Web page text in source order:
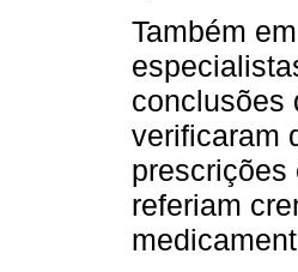
Também
conclusões
verificaram
prescrições
referiam